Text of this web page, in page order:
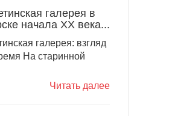
галерея в
начала ХХ века...
галерея: взгляд
На старинной
Читать далее